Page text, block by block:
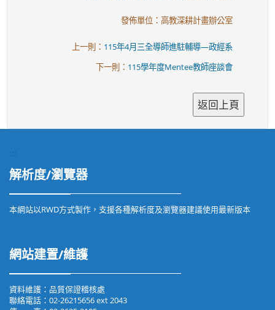
發佈單位：高教深耕計畫辦公室
上一則： 115年4月三全導師進駐輔導—政經系
下一則： 115學年度Mentee教師座談會
解析度/瀏覽器
本網站以RWD方式製作，支援各種解析度及瀏覽器建議使用最新版本
網站建置/維護
資料維護：品質保證稽核處
聯絡電話：02-26215656 ext 2043